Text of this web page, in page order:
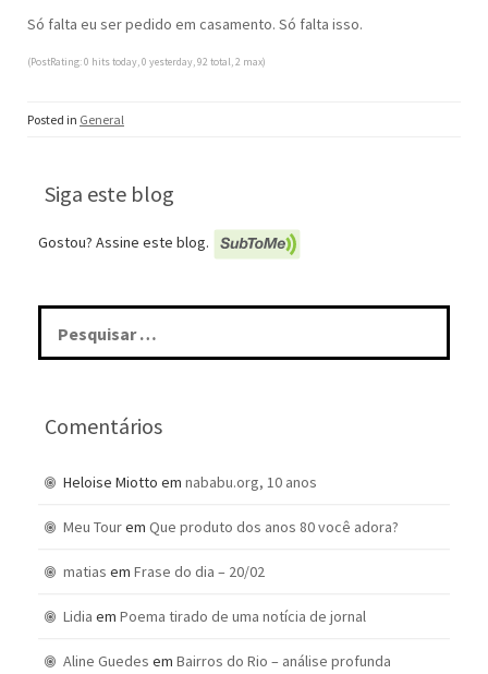
Só falta eu ser pedido em casamento. Só falta isso.
(PostRating: 0 hits today, 0 yesterday, 92 total, 2 max)
Posted in General
Siga este blog
Gostou? Assine este blog.
Pesquisar
por:
Comentários
Heloise Miotto em nababu.org, 10 anos
Meu Tourem Que produto dos anos 80 você adora?
matias em Frase do dia – 20/02
Lidia em Poema tirado de uma notícia de jornal
Aline Guedes em Bairros do Rio – análise profunda